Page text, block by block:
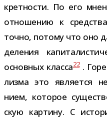
крет­но­сти. По его
отно­ше­нию к
точно, потому что оно
деле­ния
основ­ных класса22.
лизма это явля­ется
нием, кото­рое
скую кар­тину. С